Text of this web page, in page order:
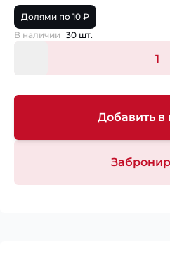
Долями по 10 ₽
В наличии 30 шт.
Добавить в